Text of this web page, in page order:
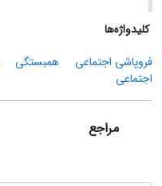
کلیدواژه‌ها
فروپاشی اجتماعی
همبستگی
اجتماعی
مراجع